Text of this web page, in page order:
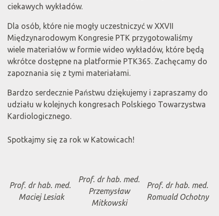
ciekawych wykładów.
Dla osób, które nie mogły uczestniczyć w XXVII
Międzynarodowym Kongresie PTK przygotowaliśmy
wiele materiałów w formie wideo wykładów, które będą
wkrótce dostępne na platformie PTK365. Zachęcamy do
zapoznania się z tymi materiałami.
Bardzo serdecznie Państwu dziękujemy i zapraszamy do
udziału w kolejnych kongresach Polskiego Towarzystwa
Kardiologicznego.
Spotkajmy się za rok w Katowicach!
Prof. dr hab. med.
Maciej Lesiak
Prof. dr hab. med.
Przemysław
Mitkowski
Prof. dr hab. med.
Romuald Ochotny